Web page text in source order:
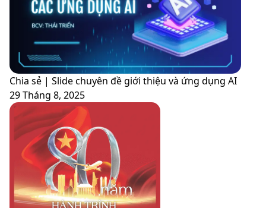
Chia sẻ | Slide chuyên đề giới thiệu và ứng dụng AI
29 Tháng 8, 2025